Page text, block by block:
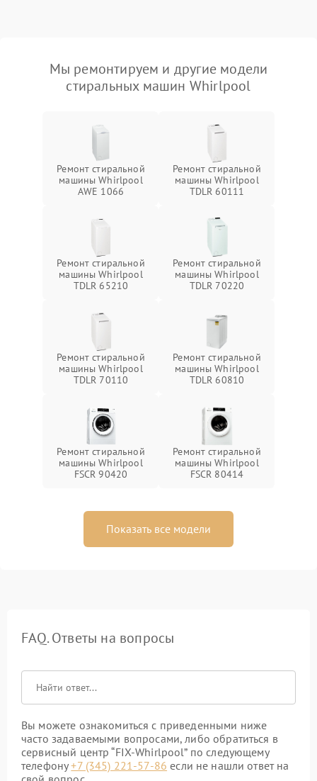
Мы ремонтируем и другие модели
стиральных машин Whirlpool
Ремонт стиральной
машины Whirlpool
AWE 1066
Ремонт стиральной
машины Whirlpool
TDLR 60111
Ремонт стиральной
машины Whirlpool
TDLR 65210
Ремонт стиральной
машины Whirlpool
TDLR 70220
Ремонт стиральной
машины Whirlpool
TDLR 70110
Ремонт стиральной
машины Whirlpool
TDLR 60810
Ремонт стиральной
машины Whirlpool
FSCR 90420
Ремонт стиральной
машины Whirlpool
FSCR 80414
Показать все модели
FAQ. Ответы на вопросы
Вы можете ознакомиться с приведенными ниже
часто задаваемыми вопросами, либо обратиться в
сервисный центр “FIX-Whirlpool” по следующему
телефону+7 (345) 221-57-86 если не нашли ответ на